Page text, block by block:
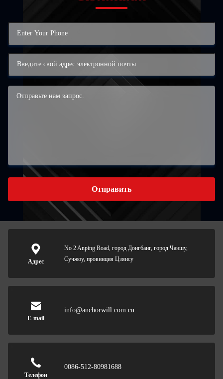
Отправить
Адрес
No 2 Anping Road, город Донгбанг, город Чаншу,
Сучжоу, провинция Цзянсу
E-mail
info@anchorwill.com.cn
Телефон
0086-512-80981688